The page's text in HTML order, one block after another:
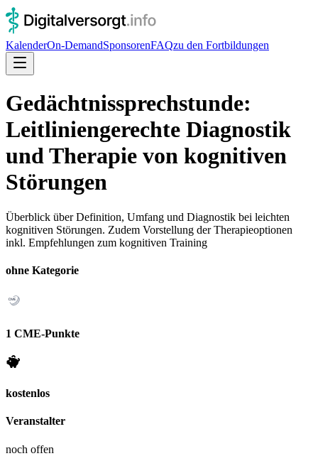
KalenderOn-DemandSponsorenFAQzu den Fortbildungen
Gedächtnissprechstunde:
Leitliniengerechte Diagnostik
und Therapie von kognitiven
Störungen
Überblick über Definition, Umfang und Diagnostik bei leichten
kognitiven Störungen. Zudem Vorstellung der Therapieoptionen
inkl. Empfehlungen zum kognitiven Training
ohne Kategorie
1 CME-Punkte
kostenlos
Veranstalter
noch offen